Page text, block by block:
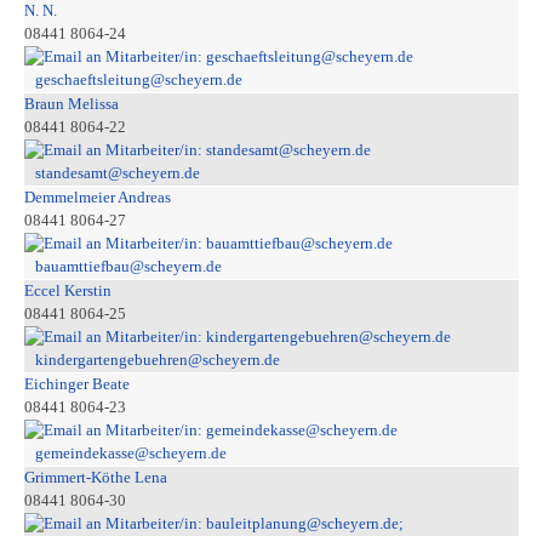
N. N.
08441 8064-24
geschaeftsleitung@scheyern.de
Braun Melissa
08441 8064-22
standesamt@scheyern.de
Demmelmeier Andreas
08441 8064-27
bauamttiefbau@scheyern.de
Eccel Kerstin
08441 8064-25
kindergartengebuehren@scheyern.de
Eichinger Beate
08441 8064-23
gemeindekasse@scheyern.de
Grimmert-Köthe Lena
08441 8064-30